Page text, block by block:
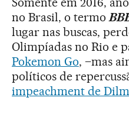
no Brasil, o termo
lugar nas buscas,
Olimpíadas no Rio e
Pokemon Go, –mas
políticos de
impeachment de